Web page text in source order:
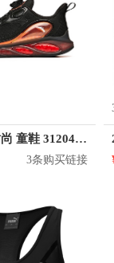
安踏 休闲时尚 童鞋 312045500
3条购买链接